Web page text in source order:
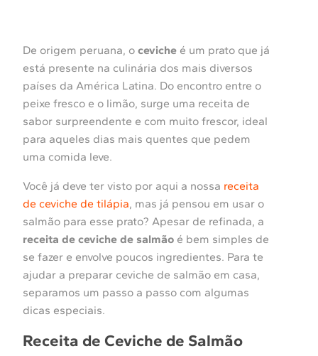
De origem peruana, o ceviche é um prato que já
está presente na culinária dos mais diversos
países da América Latina. Do encontro entre o
peixe fresco e o limão, surge uma receita de
sabor surpreendente e com muito frescor, ideal
para aqueles dias mais quentes que pedem
uma comida leve.
Você já deve ter visto por aqui a nossa receita
de ceviche de tilápia, mas já pensou em usar o
salmão para esse prato? Apesar de refinada, a
receita de ceviche de salmão é bem simples de
se fazer e envolve poucos ingredientes. Para te
ajudar a preparar ceviche de salmão em casa,
separamos um passo a passo com algumas
dicas especiais.
Receita de Ceviche de Salmão